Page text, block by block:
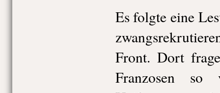
Es folgte eine
Front. Dort
Franzosen so